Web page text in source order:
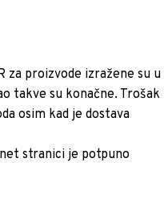
za proizvode izražene su u
takve su konačne. Trošak
osim kad je dostava
stranici je potpuno